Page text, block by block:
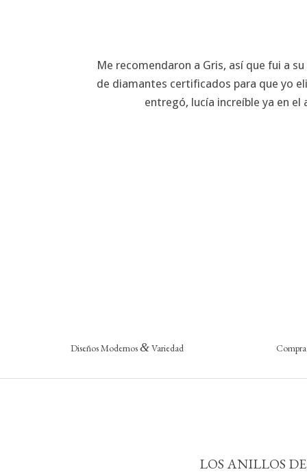
Me recomendaron a Gris, así que fui a
de diamantes certificados para que yo
entregó, lucía increíble ya en
Diseños Modernos&Variedad
LOS ANILLOS